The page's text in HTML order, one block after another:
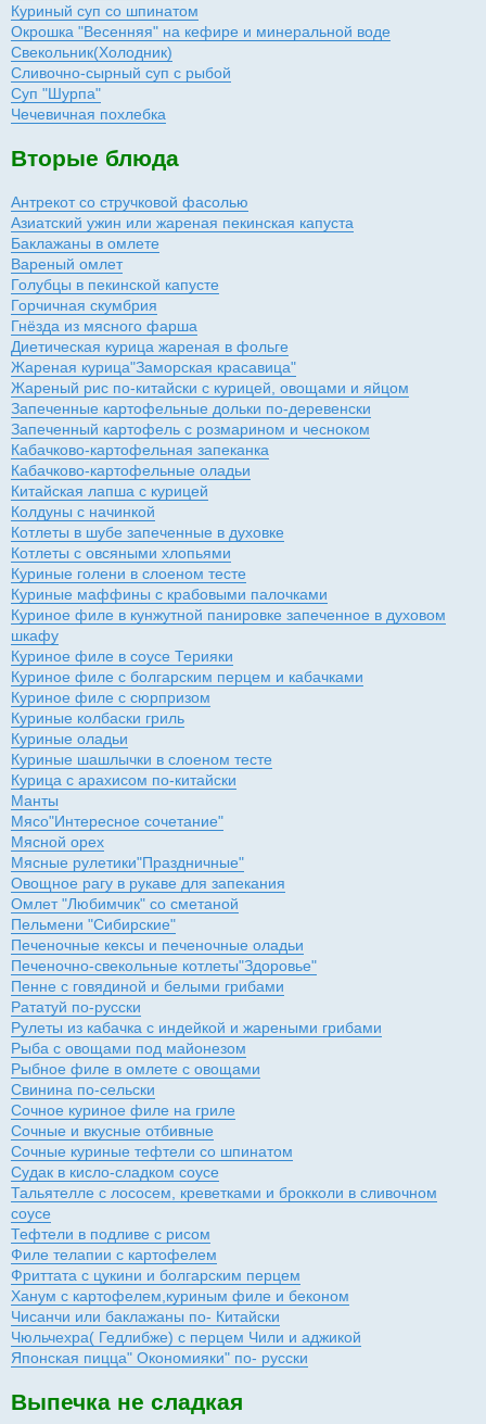
Куриный суп со шпинатом
Окрошка "Весенняя" на кефире и минеральной воде
Свекольник(Холодник)
Сливочно-сырный суп с рыбой
Суп "Шурпа"
Чечевичная похлебка
Вторые блюда
Антрекот со стручковой фасолью
Азиатский ужин или жареная пекинская капуста
Баклажаны в омлете
Вареный омлет
Голубцы в пекинской капусте
Горчичная скумбрия
Гнёзда из мясного фарша
Диетическая курица жареная в фольге
Жареная курица"Заморская красавица"
Жареный рис по-китайски с курицей, овощами и яйцом
Запеченные картофельные дольки по-деревенски
Запеченный картофель с розмарином и чесноком
Кабачково-картофельная запеканка
Кабачково-картофельные оладьи
Китайская лапша с курицей
Колдуны с начинкой
Котлеты в шубе запеченные в духовке
Котлеты с овсяными хлопьями
Куриные голени в слоеном тесте
Куриные маффины с крабовыми палочками
Куриное филе в кунжутной панировке запеченное в духовом
шкафу
Куриное филе в соусе Терияки
Куриное филе с болгарским перцем и кабачками
Куриное филе с сюрпризом
Куриные колбаски гриль
Куриные оладьи
Куриные шашлычки в слоеном тесте
Курица с арахисом по-китайски
Манты
Мясо"Интересное сочетание"
Мясной орех
Мясные рулетики"Праздничные"
Овощное рагу в рукаве для запекания
Омлет "Любимчик" со сметаной
Пельмени "Сибирские"
Печеночные кексы и печеночные оладьи
Печеночно-свекольные котлеты"Здоровье"
Пенне с говядиной и белыми грибами
Рататуй по-русски
Рулеты из кабачка с индейкой и жареными грибами
Рыба с овощами под майонезом
Рыбное филе в омлете с овощами
Свинина по-сельски
Сочное куриное филе на гриле
Сочные и вкусные отбивные
Сочные куриные тефтели со шпинатом
Судак в кисло-сладком соусе
Тальятелле с лососем, креветками и брокколи в сливочном
соусе
Тефтели в подливе с рисом
Филе телапии с картофелем
Фриттата с цукини и болгарским перцем
Ханум с картофелем,куриным филе и беконом
Чисанчи или баклажаны по- Китайски
Чюльчехра( Гедлибже) с перцем Чили и аджикой
Японская пицца" Окономияки" по- русски
Выпечка не сладкая